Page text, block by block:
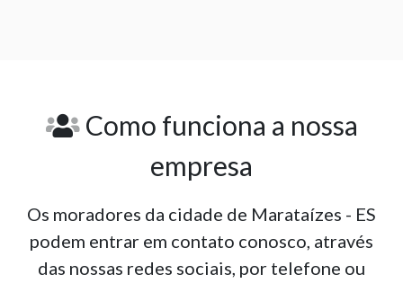
Como funciona a nossa
empresa
Os moradores da cidade de Marataízes - ES
podem entrar em contato conosco, através
das nossas redes sociais, por telefone ou